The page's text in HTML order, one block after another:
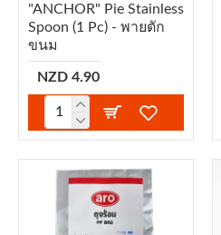
"ANCHOR" Pie Stainless
Spoon (1 Pc) - พายตัก
ขนม
NZD 4.90